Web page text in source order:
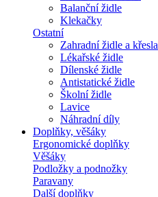
Balanční židle
Klekačky
Ostatní
Zahradní židle a křesla
Lékařské židle
Dílenské židle
Antistatické židle
Školní židle
Lavice
Náhradní díly
Doplňky, věšáky
Ergonomické doplňky
Věšáky
Podložky a podnožky
Paravany
Další doplňky